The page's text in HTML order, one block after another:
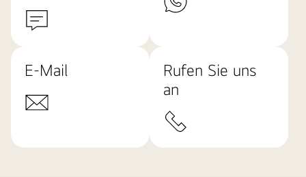
E-Mail
Rufen Sie uns
an